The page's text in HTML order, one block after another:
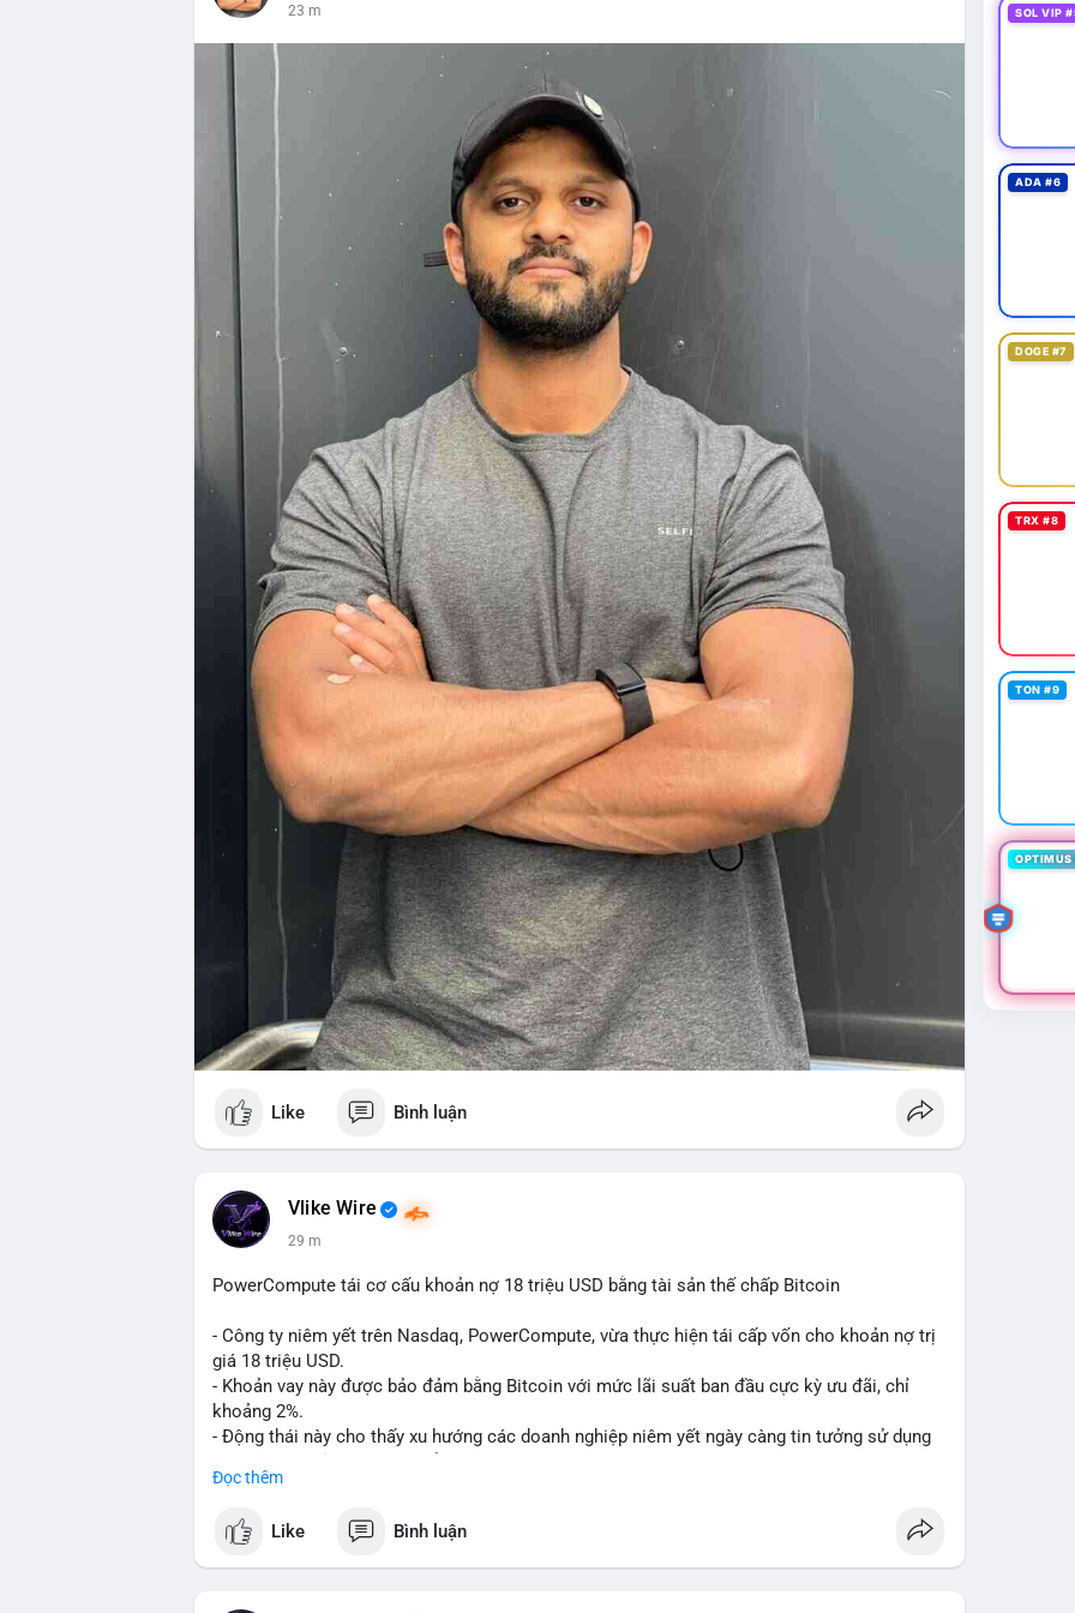
Follow this guide to fully enjoy the benefits of a verified Cash App account.
23 m
Like Bình luận
Vlike Wire
29 m
PowerCompute tái cơ cấu khoản nợ 18 triệu USD bằng tài sản thế chấp Bitcoin
- Công ty niêm yết trên Nasdaq, PowerCompute, vừa thực hiện tái cấp vốn cho khoản nợ trị
giá 18 triệu USD.
- Khoản vay này được bảo đảm bằng Bitcoin với mức lãi suất ban đầu cực kỳ ưu đãi, chỉ
khoảng 2%.
- Động thái này cho thấy xu hướng các doanh nghiệp niêm yết ngày càng tin tưởng sử dụng
$btc
Đọc thêm
Like Bình luận
SOL VIP
ADA #6
DOGE #7
TRX #8
TON #9
OPTIMUS